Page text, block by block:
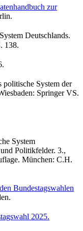
zur
Deutschlands.
138.
System der
Springer VS.
System
Politikfelder. 3.,
München: C.H.
Bundestagswahlen
2025.